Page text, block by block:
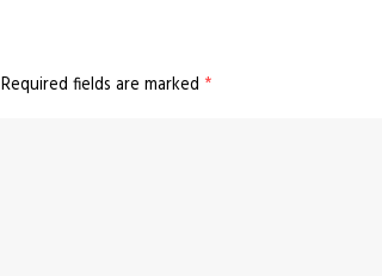
Required fields are marked *